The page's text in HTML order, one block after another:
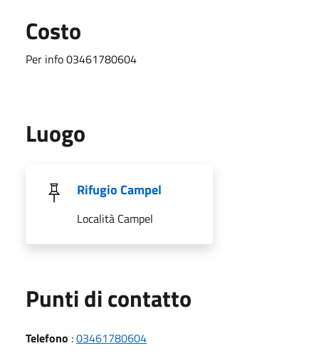
Costo
Per info 03461780604
Luogo
Rifugio Campel
Località Campel
Punti di contatto
Telefono :03461780604